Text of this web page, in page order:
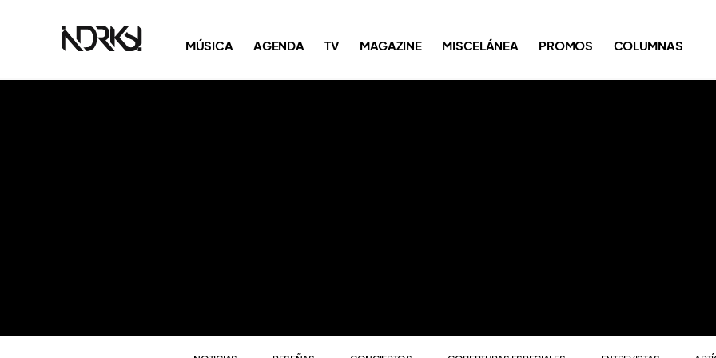
MÚSICA AGENDA TV MAGAZINE MISCELÁNEA PROMOS COLUMNAS